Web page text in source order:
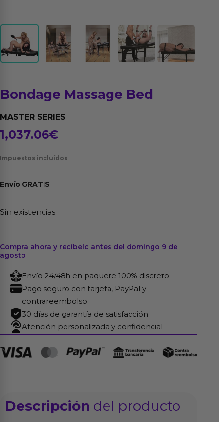
Bondage Massage Bed
MASTER SERIES
1,037.06€
Impuestos incluídos
Envío GRATIS
Sin existencias
Compra ahora y recíbelo antes del domingo 9 de
agosto
Envío 24/48h en paquete 100% discreto
Pago seguro con tarjeta, PayPal y
contrareembolso
30 días de garantía de satisfacción
Atención personalizada y confidencial
Descripción del producto